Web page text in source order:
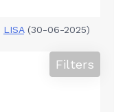
LISA(30-06-2025)
Filters